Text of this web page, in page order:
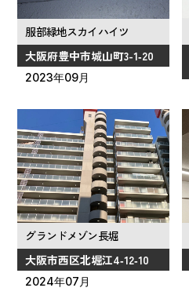
服部緑地スカイハイツ
大阪府豊中市城山町3-1‑20
2023年09月
グランドメゾン長堀
大阪市西区北堀江4‑12‑10
2024年07月